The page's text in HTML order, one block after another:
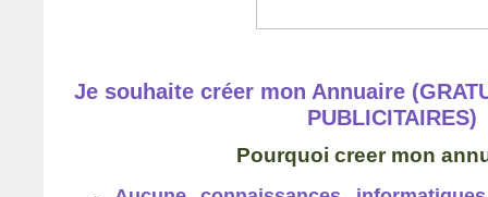
Je souhaite créer mon Annuaire
PUBLICITAIRES)
Pourquoi creer mon